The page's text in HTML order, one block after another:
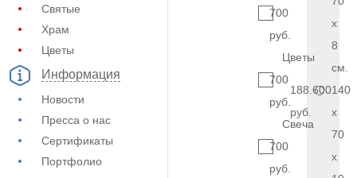
Святые
Храм
Цветы
Информация
Новости
Пресса о нас
Сертификаты
Портфолио
700
руб.
Цветы
700
руб.
Свеча
700
руб.
x
8
см.
188.600
руб.
140
x
70
x